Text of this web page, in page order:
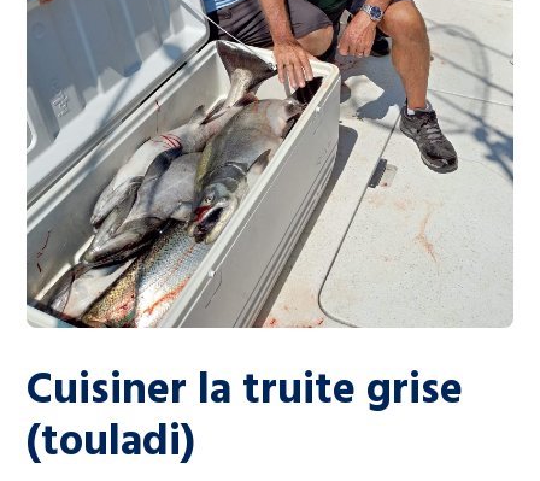
Cuisiner la truite grise
(touladi)